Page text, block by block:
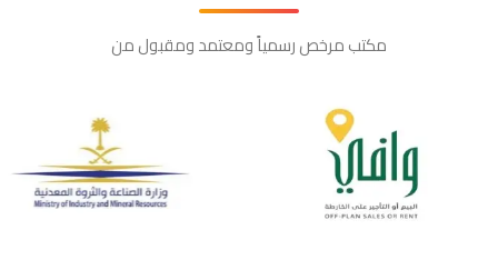
مكتب مرخص رسمياً ومعتمد ومقبول من